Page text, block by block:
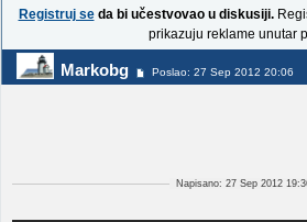
Registruj seda bi učestvovao u diskusiji.
prikazuju reklame unutar
Markobg Poslao: 27 Sep 2012 20:06
Napisano: 27 Sep 2012